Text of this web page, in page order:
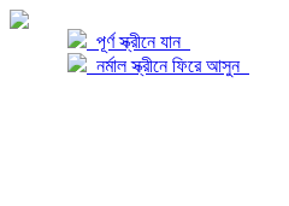
পূর্ণ স্ক্রীনে যান
নর্মাল স্ক্রীনে ফিরে আসুন